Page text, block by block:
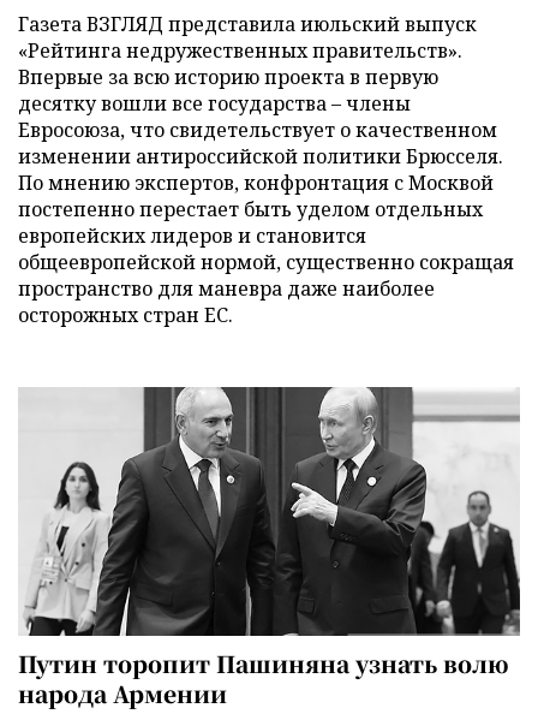
Газета ВЗГЛЯД представила июльский выпуск
«Рейтинга недружественных правительств».
Впервые за всю историю проекта в первую
десятку вошли все государства – члены
Евросоюза, что свидетельствует о качественном
изменении антироссийской политики Брюсселя.
По мнению экспертов, конфронтация с Москвой
постепенно перестает быть уделом отдельных
европейских лидеров и становится
общеевропейской нормой, существенно сокращая
пространство для маневра даже наиболее
осторожных стран ЕС.
Путин торопит Пашиняна узнать волю
народа Армении